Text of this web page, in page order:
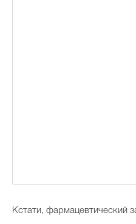
Кстати, фармацевтический